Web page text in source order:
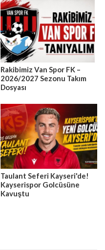
Rakibimiz Van Spor FK –
2026/2027 Sezonu Takım
Dosyası
Taulant Seferi Kayseri'de!
Kayserispor Golcüsüne
Kavuştu